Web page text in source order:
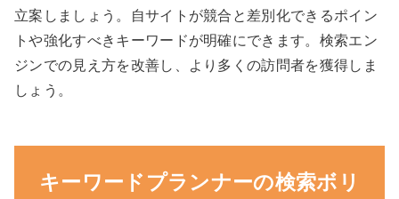
立案しましょう。自サイトが競合と差別化できるポイン
トや強化すべきキーワードが明確にできます。検索エン
ジンでの見え方を改善し、より多くの訪問者を獲得しま
しょう。
キーワードプランナーの検索ボリ